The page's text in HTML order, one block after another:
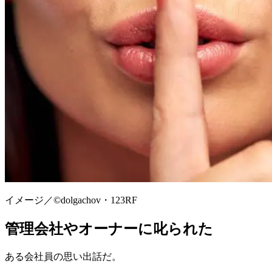
イメージ／©︎dolgachov・123RF
管理会社やオーナーに叱られた
ある会社員の思い出話だ。